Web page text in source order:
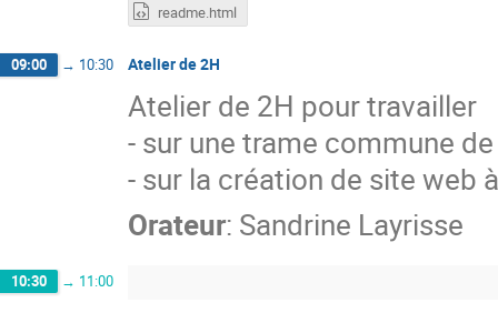
readme.html
09:00 → 10:30 Atelier de 2H
Atelier de 2H pour travailler
- sur une trame commune
- sur la création de site web
Orateur: Sandrine Layrisse
10:30 → 11:00